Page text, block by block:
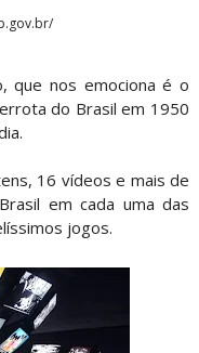
que nos emociona é o
do Brasil em 1950
16 vídeos e mais de
em cada uma das
jogos.